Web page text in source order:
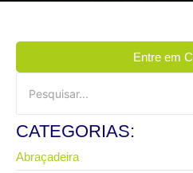
Entre em
CATEGORIAS:
Abraçadeira